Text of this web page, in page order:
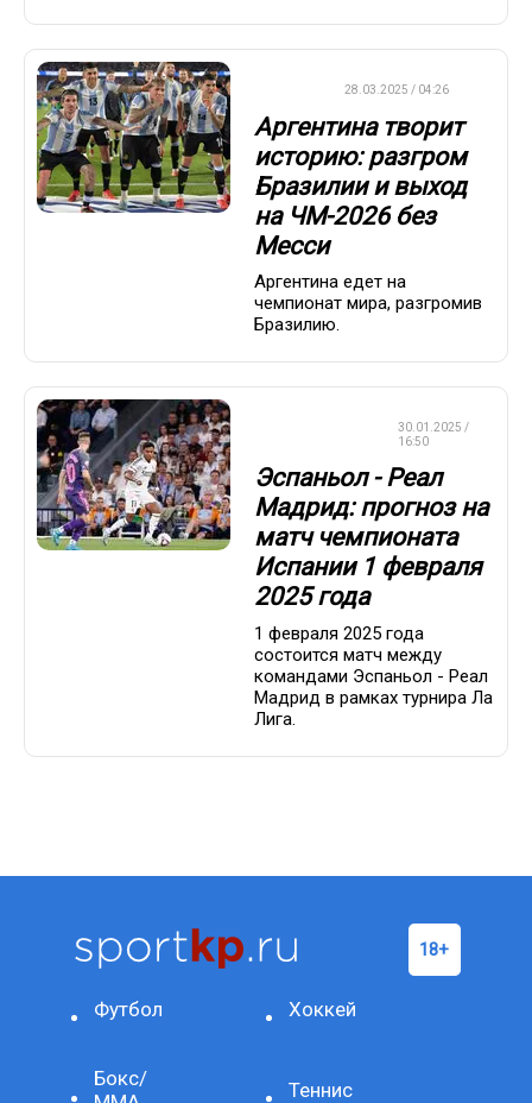
28.03.2025 / 04:26
Аргентина творит
историю: разгром
Бразилии и выход
на ЧМ-2026 без
Месси
Аргентина едет на
чемпионат мира, разгромив
Бразилию.
30.01.2025 /
16:50
Эспаньол - Реал
Мадрид: прогноз на
матч чемпионата
Испании 1 февраля
2025 года
1 февраля 2025 года
состоится матч между
командами Эспаньол - Реал
Мадрид в рамках турнира Ла
Лига.
Футбол Хоккей
Бокс/
Теннис